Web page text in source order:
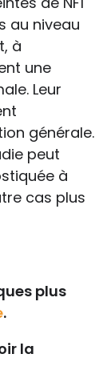
au niveau
à
une
Leur
générale.
peut
à
cas plus
plus
.
la